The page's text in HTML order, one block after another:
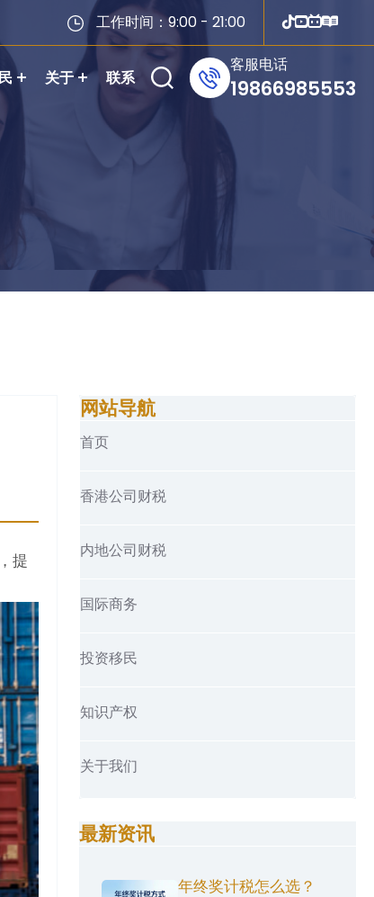
工作时间：9:00 - 21:00
关于 联系
客服电话
19866985553
提
网站导航
首页
香港公司财税
内地公司财税
国际商务
投资移民
知识产权
关于我们
最新资讯
年终奖计税怎么选？